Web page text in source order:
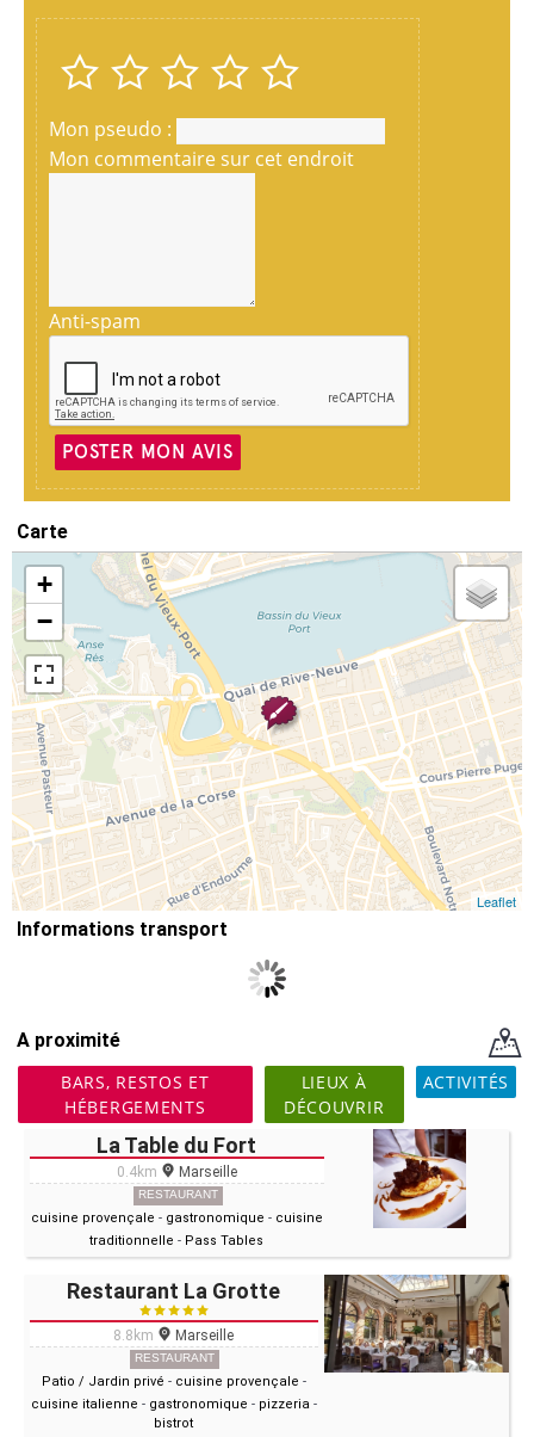
Mon pseudo :
Mon commentaire sur cet endroit
Anti-spam
POSTER MON AVIS
Carte
+
−
Leaflet
Informations transport
A proximité
BARS, RESTOS ET
HÉBERGEMENTS
LIEUX À
DÉCOUVRIR
ACTIVITÉS
La Table du Fort
0.4km Marseille
RESTAURANT
cuisine provençale - gastronomique - cuisine
traditionnelle - Pass Tables
Restaurant La Grotte
8.8km Marseille
RESTAURANT
Patio / Jardin privé - cuisine provençale -
cuisine italienne - gastronomique - pizzeria -
bistrot